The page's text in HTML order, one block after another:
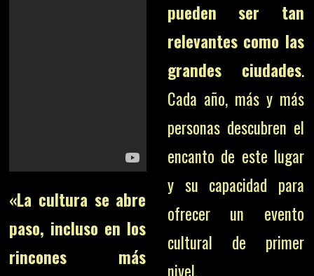
«La cultura se abre
paso, incluso en los
rincones más
pueden ser tan
relevantes como las
grandes ciudades.
Cada año, más y más
personas descubren el
encanto de este lugar
y su capacidad para
ofrecer un evento
cultural de primer